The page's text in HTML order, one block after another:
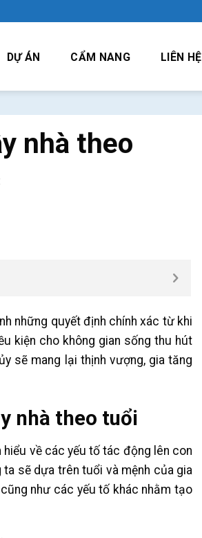
DỰ ÁN CẨM NANG LIÊN HỆ
nhà theo
những quyết định chính xác từ khi
kiện cho không gian sống thu hút
sẽ mang lại thịnh vượng, gia tăng
nhà theo tuổi
về các yếu tố tác động lên con
ta sẽ dựa trên tuổi và mệnh của gia
như các yếu tố khác nhằm tạo